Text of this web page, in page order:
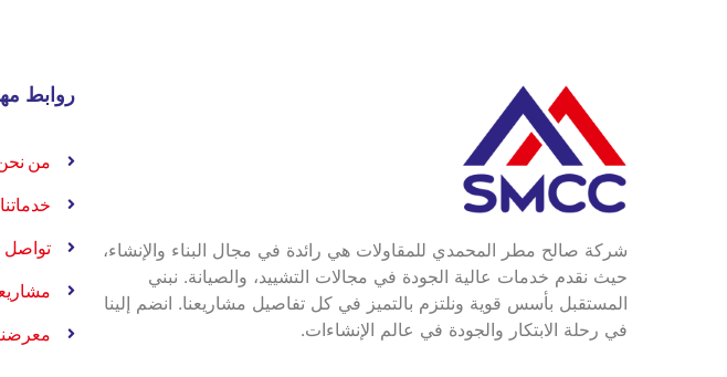
شركة صالح مطر المحمدي للمقاولات هي رائدة في مجال البناء والإنشاء،
حيث نقدم خدمات عالية الجودة في مجالات التشييد، والصيانة. نبني
المستقبل بأسس قوية ونلتزم بالتميز في كل تفاصيل مشاريعنا. انضم إلينا
في رحلة الابتكار والجودة في عالم الإنشاءات.
روابط
من
خدماتنا
تواصل